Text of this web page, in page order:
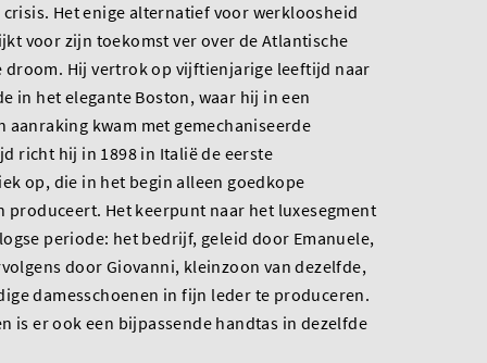
Het enige alternatief voor werkloosheid
voor zijn toekomst ver over de Atlantische
droom. Hij vertrok op vijftienjarige leeftijd naar
in het elegante Boston, waar hij in een
kwam met gemechaniseerde
richt hij in 1898 in Italië de eerste
op, die in het begin alleen goedkope
produceert. Het keerpunt naar het luxesegment
periode: het bedrijf, geleid door Emanuele,
door Giovanni, kleinzoon van dezelfde,
damesschoenen in fijn leder te produceren.
is er ook een bijpassende handtas in dezelfde